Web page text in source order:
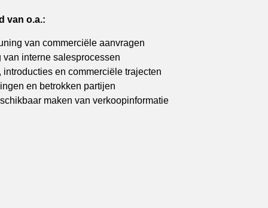
van o.a.:
van commerciële aanvragen
interne salesprocessen
en commerciële trajecten
en betrokken partijen
maken van verkoopinformatie